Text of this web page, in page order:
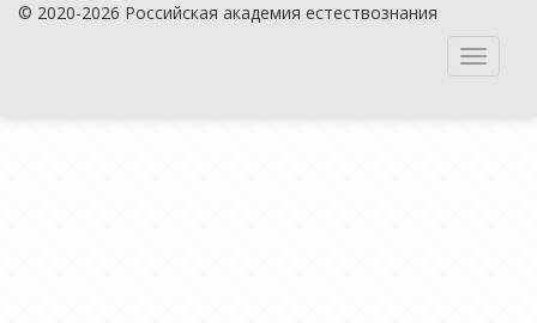
© 2020-2026 Российская академия естествознания
Toggle